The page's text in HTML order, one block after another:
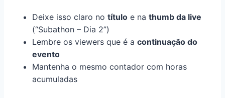
Deixe isso claro no título e na thumb da live
(“Subathon – Dia 2”)
Lembre os viewers que é a continuação do
evento
Mantenha o mesmo contador com horas
acumuladas